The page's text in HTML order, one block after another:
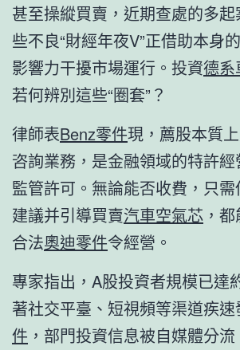
甚至操縱買賣，近期查處的多
些不良“財經年夜V”正借助本身
影響力干擾市場運行。投資德系
若何辨別這些“圈套”？
律師表Benz零件現，薦股本質
咨詢業務，是金融領域的特許
監管許可。無論能否收費，只
建議并引導買賣汽車空氣芯 ，
合法奧迪零件令經營。
專家指出，A股投資者規模已達
著社交平臺、短視頻等渠道疾速
件 ，部門投資信息被自媒體分流